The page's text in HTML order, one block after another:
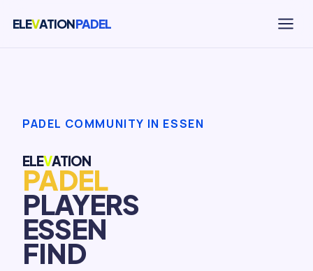
ELEVATIONPADEL
PADEL COMMUNITY IN ESSEN
ELEVATION
PADEL
PLAYERS
ESSEN
FIND